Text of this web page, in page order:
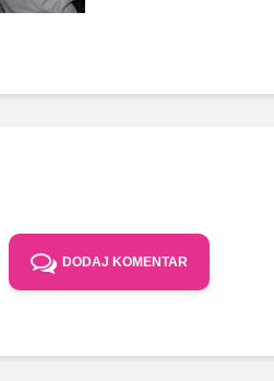
DODAJ KOMENTAR